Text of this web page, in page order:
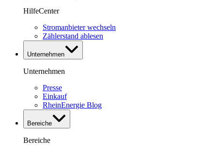
HilfeCenter
Stromanbieter wechseln
Zählerstand ablesen
Unternehmen
Unternehmen
Presse
Einkauf
RheinEnergie Blog
Bereiche
Bereiche